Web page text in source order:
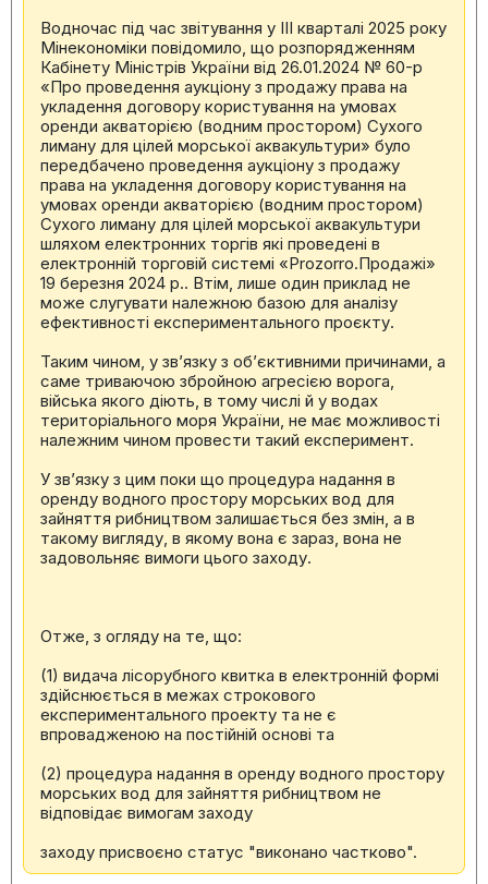
Водночас під час звітування у ІІІ кварталі 2025 року
Мінекономіки повідомило, що розпорядженням
Кабінету Міністрів України від 26.01.2024 № 60-р
«Про проведення аукціону з продажу права на
укладення договору користування на умовах
оренди акваторією (водним простором) Сухого
лиману для цілей морської аквакультури» було
передбачено проведення аукціону з продажу
права на укладення договору користування на
умовах оренди акваторією (водним простором)
Сухого лиману для цілей морської аквакультури
шляхом електронних торгів які проведені в
електронній торговій системі «Prozorro.Продажі»
19 березня 2024 р.. Втім, лише один приклад не
може слугувати належною базою для аналізу
ефективності експериментального проєкту.
Таким чином, у зв’язку з об’єктивними причинами, а
саме триваючою збройною агресією ворога,
війська якого діють, в тому числі й у водах
територіального моря України, не має можливості
належним чином провести такий експеримент.
У зв’язку з цим поки що процедура надання в
оренду водного простору морських вод для
зайняття рибництвом залишається без змін, а в
такому вигляду, в якому вона є зараз, вона не
задовольняє вимоги цього заходу.
Отже, з огляду на те, що:
(1) видача лісорубного квитка в електронній формі
здійснюється в межах строкового
експериментального проекту та не є
впровадженою на постійній основі та
(2) процедура надання в оренду водного простору
морських вод для зайняття рибництвом не
відповідає вимогам заходу
заходу присвоєно статус "виконано частково".